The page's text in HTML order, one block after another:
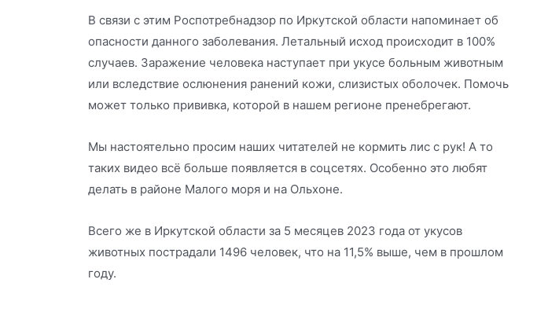
В связи с этим Роспотребнадзор по Иркутской области напоминает об
опасности данного заболевания. Летальный исход происходит в 100%
случаев. Заражение человека наступает при укусе больным животным
или вследствие ослюнения ранений кожи, слизистых оболочек. Помочь
может только прививка, которой в нашем регионе пренебрегают.
Мы настоятельно просим наших читателей не кормить лис с рук! А то
таких видео всё больше появляется в соцсетях. Особенно это любят
делать в районе Малого моря и на Ольхоне.
Всего же в Иркутской области за 5 месяцев 2023 года от укусов
животных пострадали 1496 человек, что на 11,5% выше, чем в прошлом
году.